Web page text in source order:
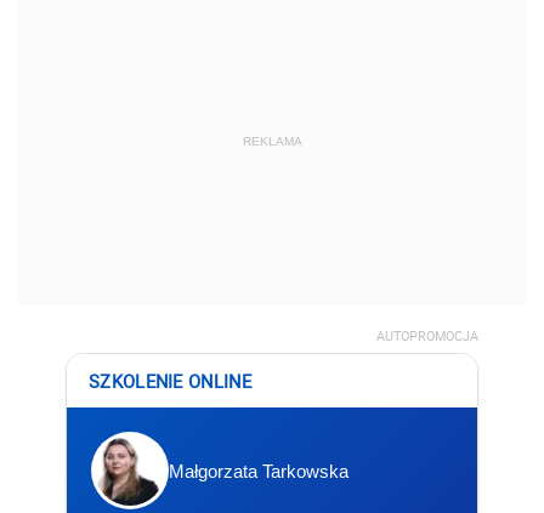
REKLAMA
AUTOPROMOCJA
SZKOLENIE ONLINE
Małgorzata Tarkowska